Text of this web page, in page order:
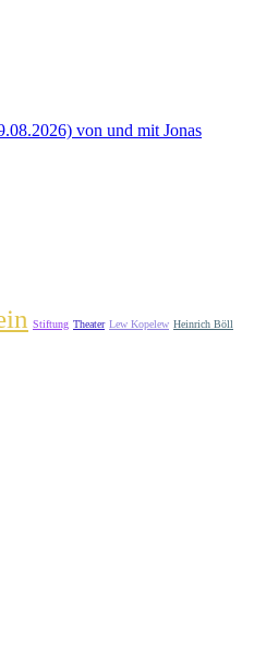
von und mit Jonas
Stiftung Theater Lew Kopelew Heinrich Böll